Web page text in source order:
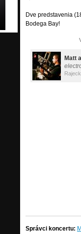
Dve predstavenia
Bodega Bay!
Matt
Správci koncertu: